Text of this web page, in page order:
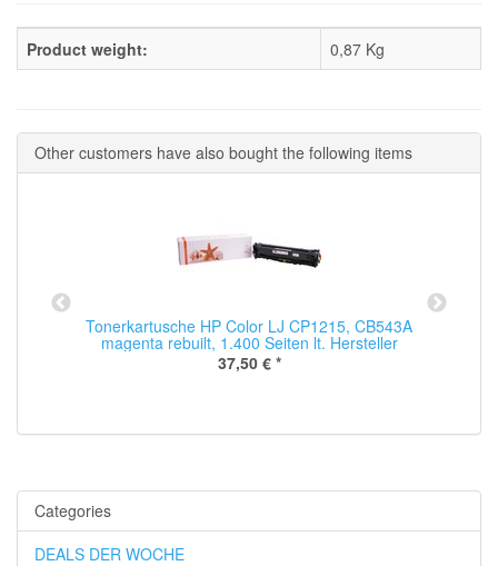
Product weight: 0,87 Kg
Other customers have also bought the following items
Tonerkartusche HP Color LJ CP1215, CB543A
magenta rebuilt, 1.400 Seiten lt. Hersteller
37,50 € *
Categories
DEALS DER WOCHE